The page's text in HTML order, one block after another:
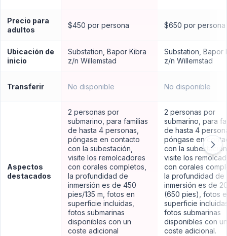
Precio para
adultos
$450 por persona $650 por persona
Ubicación de
inicio
Substation, Bapor Kibra
z/n Willemstad
Substation, Bapor
z/n Willemstad
Transferir No disponible No disponible
Aspectos
destacados
2 personas por
submarino, para familias
de hasta 4 personas,
póngase en contacto
con la subestación,
visite los remolcadores
con corales completos,
la profundidad de
inmersión es de 450
pies/135 m, fotos en
superficie incluidas,
fotos submarinas
disponibles con un
coste adicional
2 personas por
submarino, para
de hasta 4
póngase en
con la
visite los
con corales
la profundidad de
inmersión es de
(650 pies), fotos
superficie
fotos submarinas
disponibles con un
coste adicional.